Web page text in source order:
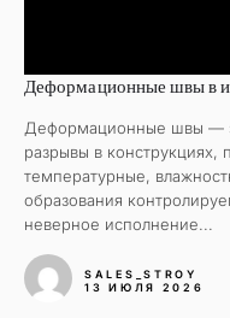
Деформационные швы в
Деформационные швы —
разрывы в
температурные,
образования
неверное исполнение...
SALES_STROY
13 ИЮЛЯ 2026